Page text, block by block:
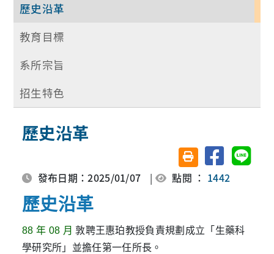
歷史沿革
教育目標
系所宗旨
招生特色
歷史沿革
友善列印(另開視窗)
分享至臉書分享
發布日期：2025/01/07 | 點閱 ： 1442
歷史沿革
88 年 08 月 敦聘王惠珀教授負責規劃成立「生藥科
學研究所」並擔任第一任所長。